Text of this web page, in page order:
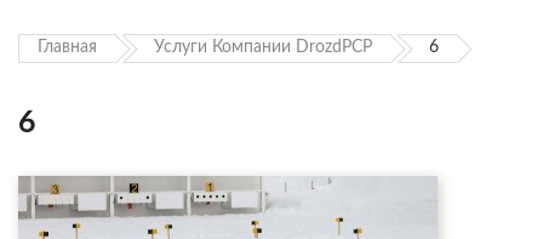
Главная Услуги Компании DrozdPCP 6
6